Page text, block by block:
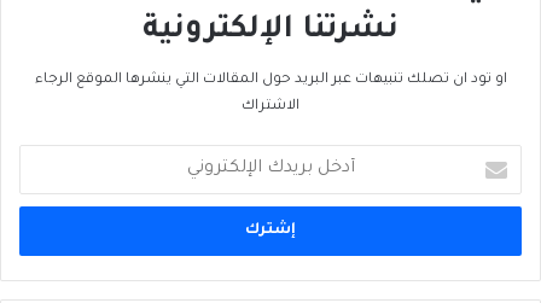
نشرتنا الإلكترونية
او تود ان تصلك تنبيهات عبر البريد حول المقالات التي ينشرها الموقع الرجاء
الاشتراك
بريدك
الإلكتروني